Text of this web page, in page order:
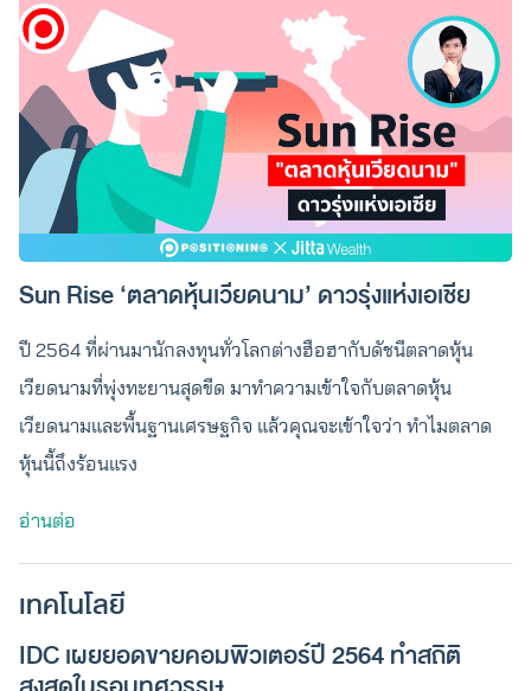
Sun Rise ‘ตลาดหุ้นเวียดนาม’ ดาวรุ่งแห่งเอเชีย
ปี 2564 ที่ผ่านมานักลงทุนทั่วโลกต่างฮือฮากับดัชนีตลาดหุ้น
เวียดนามที่พุ่งทะยานสุดขีด มาทำความเข้าใจกับตลาดหุ้น
เวียดนามและพื้นฐานเศรษฐกิจ แล้วคุณจะเข้าใจว่า ทำไมตลาด
หุ้นนี้ถึงร้อนแรง
อ่านต่อ
เทคโนโลยี
IDC เผยยอดขายคอมพิวเตอร์ปี 2564 ทำสถิติ